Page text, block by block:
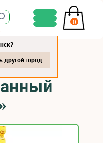
0
другой город